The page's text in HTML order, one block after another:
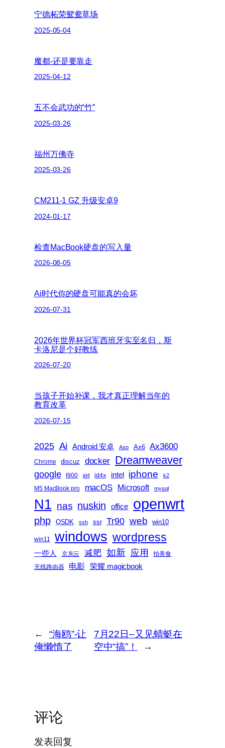
宁德柘荣鸳鸯草场
2025-05-04
魔都-还是要靠走
2025-04-12
五不会武功的“竹”
2025-03-26
福州万佛寺
2025-03-26
CM211-1 GZ 升级安卓9
2024-01-17
检查MacBook硬盘的写入量
2026-08-05
Ai时代你的硬盘可能真的会坏
2026-07-31
2026年世界杯冠军西班牙实至名归，斯
卡洛尼是个好教练
2026-07-20
当孩子开始补课，我才真正理解当年的
教育改革
2026-07-15
2025 Ai Android 安卓 Asp Ax6 Ax3600
Chrome discuz docker Dreamweaver
google I900 id4 id4x intel iphone k2
M5 MacBook pro macOS Microsoft mysql
N1 nas nuskin office openwrt
php QSDK ssh ssr Tr90 web win10
win11 windows wordpress
一些人 京东云 减肥 如新 应用
拍美食
无线路由器
电影 荣耀 magicbook
←
“海鸥”-让
俺懒惰了
7月22日–又见蜻蜓在
空中“搞”！
→
评论
发表回复